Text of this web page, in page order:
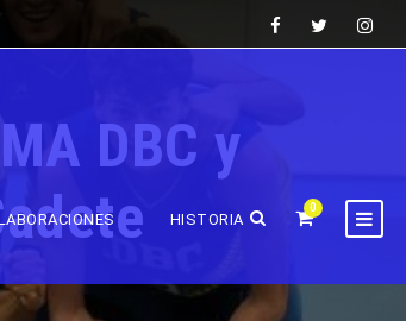
HISTORIA
0
DBC y